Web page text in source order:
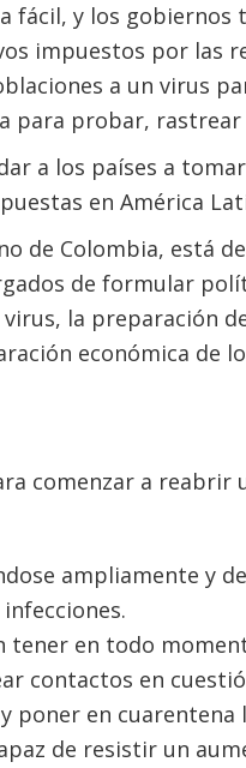
fácil, y los
impuestos por las
a un virus
para probar, rastrear
a los países a
en América
de Colombia, está
de formular
la preparación
económica de
comenzar a reabrir
ampliamente y
tener en todo
contactos en
poner en cuarentena
de resistir un